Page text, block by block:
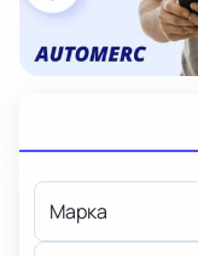
Марка